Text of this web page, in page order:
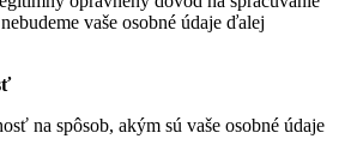
vaše osobné údaje ďalej
na spôsob, akým sú vaše osobné údaje